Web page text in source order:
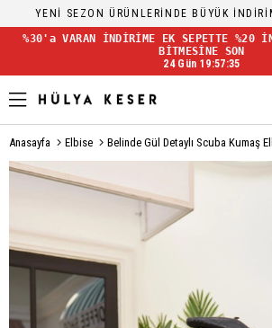
YENİ SEZON ÜRÜNLERİNDE BÜYÜK
%30'a VARAN İNDİRİME EK SEPETTE %20
BİTMESİNE SON
24 Gün 19:57:35
Anasayfa Elbise Belinde Gül Detaylı Scuba Kumaş